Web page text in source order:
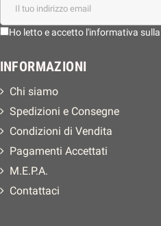
Ho letto e accetto l'informativa sulla
INFORMAZIONI
Chi siamo
Spedizioni e Consegne
Condizioni di Vendita
Pagamenti Accettati
M.E.P.A.
Contattaci